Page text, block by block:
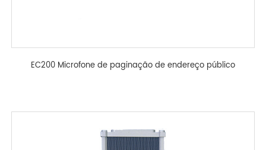
EC200 Microfone de paginação de endereço público